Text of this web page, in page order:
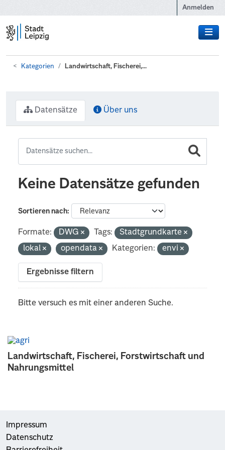
Anmelden
Kategorien Landwirtschaft, Fischerei,...
Landwirtschaft, Fischerei, Forstwirtschaft und
Nahrungsmittel
Datensätze Über uns
Keine Datensätze gefunden
Sortieren nach
Formate: DWG Tags:
Stadtgrundkarte
lokal
opendata Kategorien: envi
Ergebnisse filtern
Bitte versuch es mit einer anderen Suche.
Impressum
Datenschutz